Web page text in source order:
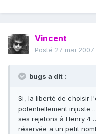
Vincent
Posté 27 mai 2007
bugs a dit :
Si, la liberté de choisir
potentiellement injuste
ses rejetons à Henry 4
réservée a un petit